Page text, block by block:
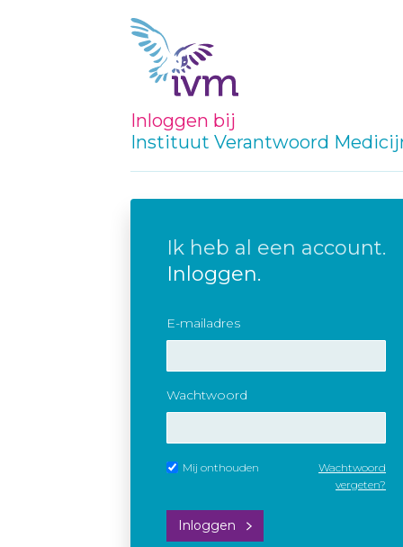
Inloggen bij
Instituut Verantwoord
Ik heb al een account.
Inloggen.
E-mailadres
Wachtwoord
Mij onthouden
Wachtwoord
vergeten?
Inloggen